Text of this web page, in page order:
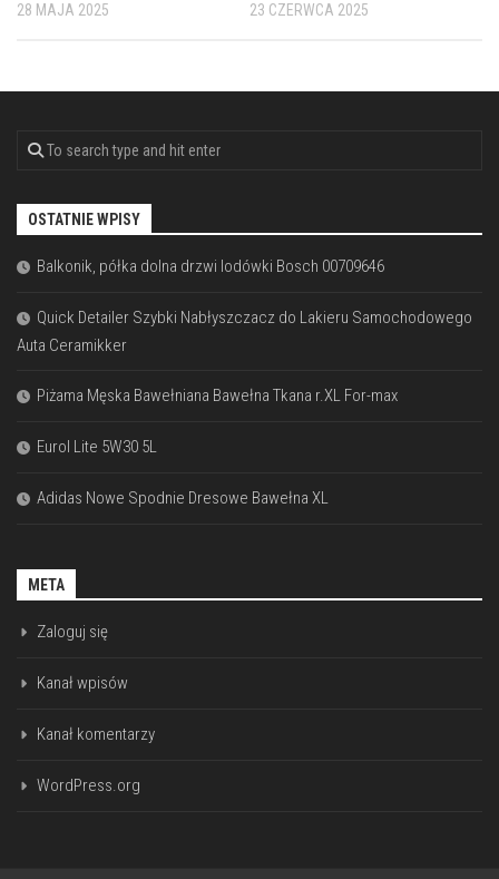
28 MAJA 2025 23 CZERWCA 2025
OSTATNIE WPISY
Balkonik, półka dolna drzwi lodówki Bosch 00709646
Quick Detailer Szybki Nabłyszczacz do Lakieru Samochodowego
Auta Ceramikker
Piżama Męska Bawełniana Bawełna Tkana r.XL For-max
Eurol Lite 5W30 5L
Adidas Nowe Spodnie Dresowe Bawełna XL
META
Zaloguj się
Kanał wpisów
Kanał komentarzy
WordPress.org